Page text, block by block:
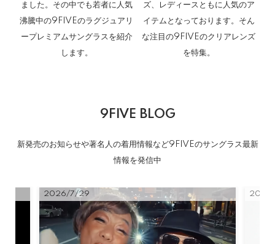
ました。その中でも若者に人気
沸騰中の9FIVEのラグジュアリ
ープレミアムサングラスを紹介
します。
ズ、レディースともに人気のア
イテムとなっております。そん
な注目の9FIVEのクリアレンズ
を特集。
9FIVE BLOG
新発売のお知らせや著名人の着用情報など9FIVEのサングラス最新
情報を発信中
2026/7/29